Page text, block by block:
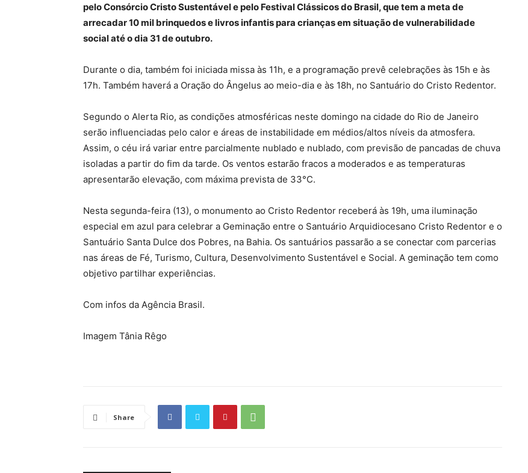
pelo Consórcio Cristo Sustentável e pelo Festival Clássicos do Brasil, que tem a meta de
arrecadar 10 mil brinquedos e livros infantis para crianças em situação de vulnerabilidade
social até o dia 31 de outubro.
Durante o dia, também foi iniciada missa às 11h, e a programação prevê celebrações às 15h e às
17h. Também haverá a Oração do Ângelus ao meio-dia e às 18h, no Santuário do Cristo Redentor.
Segundo o Alerta Rio, as condições atmosféricas neste domingo na cidade do Rio de Janeiro
serão influenciadas pelo calor e áreas de instabilidade em médios/altos níveis da atmosfera.
Assim, o céu irá variar entre parcialmente nublado e nublado, com previsão de pancadas de chuva
isoladas a partir do fim da tarde. Os ventos estarão fracos a moderados e as temperaturas
apresentarão elevação, com máxima prevista de 33°C.
Nesta segunda-feira (13), o monumento ao Cristo Redentor receberá às 19h, uma iluminação
especial em azul para celebrar a Geminação entre o Santuário Arquidiocesano Cristo Redentor e o
Santuário Santa Dulce dos Pobres, na Bahia. Os santuários passarão a se conectar com parcerias
nas áreas de Fé, Turismo, Cultura, Desenvolvimento Sustentável e Social. A geminação tem como
objetivo partilhar experiências.
Com infos da Agência Brasil.
Imagem Tânia Rêgo
Share